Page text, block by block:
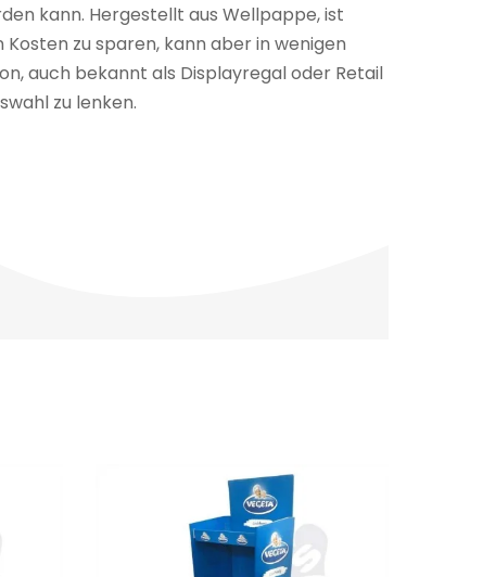
kann. Hergestellt aus Wellpappe, ist
zu sparen, kann aber in wenigen
auch bekannt als Displayregal oder Retail
zu lenken.